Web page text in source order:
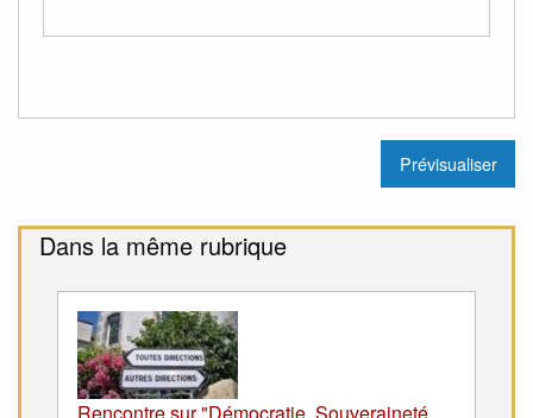
Dans la même rubrique